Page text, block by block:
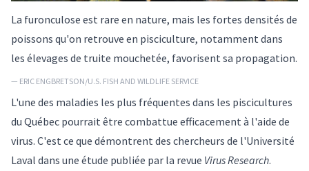
La furonculose est rare en nature, mais les fortes densités de
poissons qu'on retrouve en pisciculture, notamment dans
les élevages de truite mouchetée, favorisent sa propagation.
— ERIC ENGBRETSON/U.S. FISH AND WILDLIFE SERVICE
L'une des maladies les plus fréquentes dans les piscicultures
du Québec pourrait être combattue efficacement à l'aide de
virus. C'est ce que démontrent des chercheurs de l'Université
Laval dans une étude publiée par la revue Virus Research.